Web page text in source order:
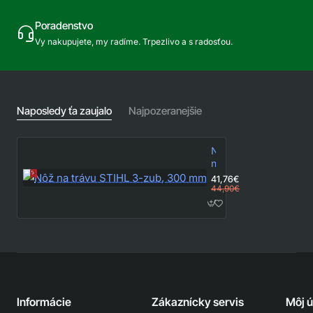
Poradenstvo
Vy nakupujete, my radíme. Trpezlivo a s radosťou.
Naposledy ťa zaujalo Najpozeranejšie
Nôž
na
trávu
STIHL
3-
41,76€
44,90€
Informácie Zákaznícky servis Môj